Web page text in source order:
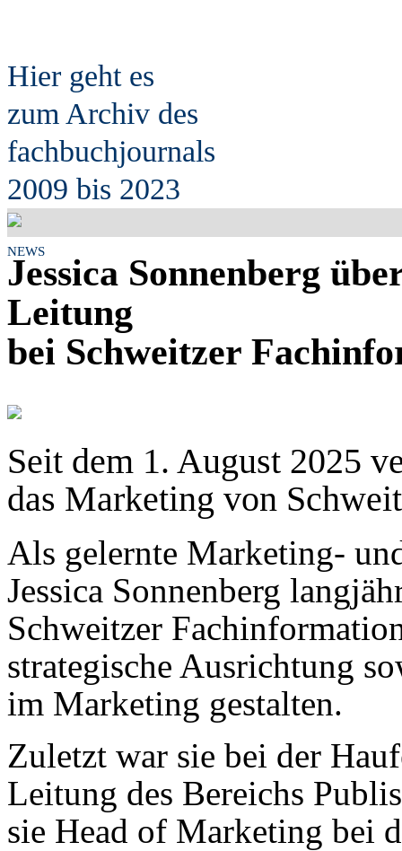
Hier geht es
zum Archiv des
fachbuchjournals
2009 bis 2023
NEWS
Jessica Sonnenberg
Leitung
bei Schweitzer
Seit dem 1. August 2025
das Marketing von
Als gelernte Marketing-
Jessica Sonnenberg
Schweitzer
strategische Ausrichtung
im Marketing gestalten.
Zuletzt war sie bei der
Leitung des Bereichs
sie Head of Marketing bei